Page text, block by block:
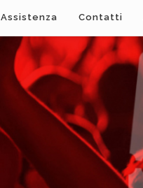
Assistenza Contatti